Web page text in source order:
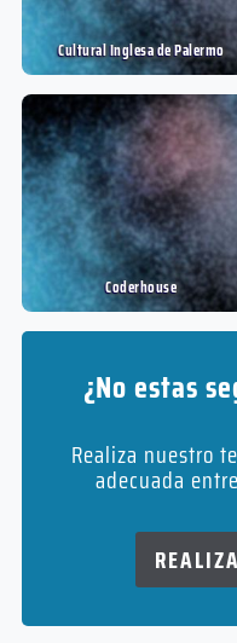
Cultural Inglesa de Palermo
Coderhouse
¿No estas
Realiza nuestro
adecuada